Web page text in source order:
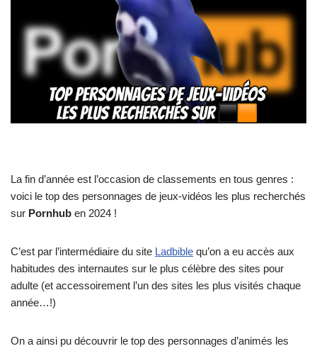
La fin d’année est l’occasion de classements en tous genres :
voici le top des personnages de jeux-vidéos les plus recherchés
sur Pornhub en 2024 !
C’est par l’intermédiaire du site Ladbible qu’on a eu accès aux
habitudes des internautes sur le plus célèbre des sites pour
adulte (et accessoirement l’un des sites les plus visités chaque
année…!)
On a ainsi pu découvrir le top des personnages d’animés les